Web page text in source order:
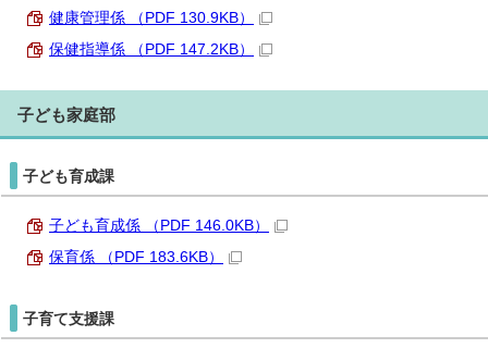
健康管理係 （PDF 130.9KB）
保健指導係 （PDF 147.2KB）
子ども家庭部
子ども育成課
子ども育成係 （PDF 146.0KB）
保育係 （PDF 183.6KB）
子育て支援課